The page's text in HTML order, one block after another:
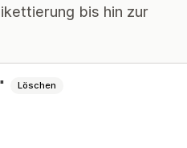
bis hin zur
Löschen